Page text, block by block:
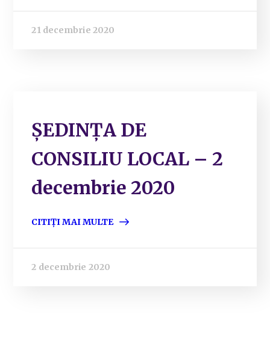
21 decembrie 2020
ȘEDINȚA DE
CONSILIU LOCAL – 2
decembrie 2020
CITIȚI MAI MULTE
2 decembrie 2020